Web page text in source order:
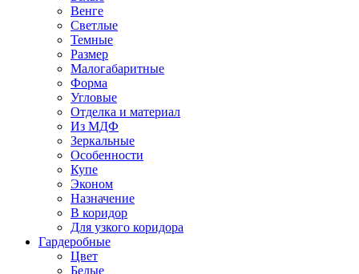
Венге
Светлые
Темные
Размер
Малогабаритные
Форма
Угловые
Отделка и материал
Из МДФ
Зеркальные
Особенности
Купе
Эконом
Назначение
В коридор
Для узкого коридора
Гардеробные
Цвет
Белые